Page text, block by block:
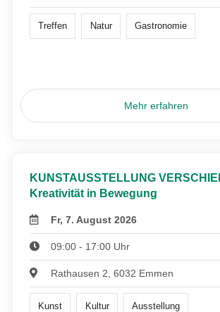
Treffen Natur Gastronomie
Mehr erfahren
KUNSTAUSSTELLUNG
Kreativität in Bewegung
Fr, 7. August 2026
09:00 - 17:00 Uhr
Rathausen 2, 6032 Emmen
Kunst Kultur Ausstellung